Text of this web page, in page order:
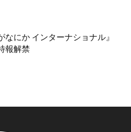
なにか インターナショナル』
報解禁